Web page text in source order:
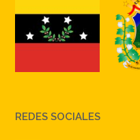
REDES SOCIALES